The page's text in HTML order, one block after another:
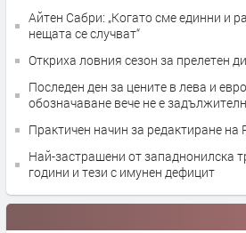
Айтен Сабри: „Когато сме единни и
нещата се случват“
Откриха ловния сезон за прелетен
Последен ден за цените в лева и
обозначаване вече не е
Практичен начин за редактиране на
Най-застрашени от западнонилска
години и тези с имунен дефицит